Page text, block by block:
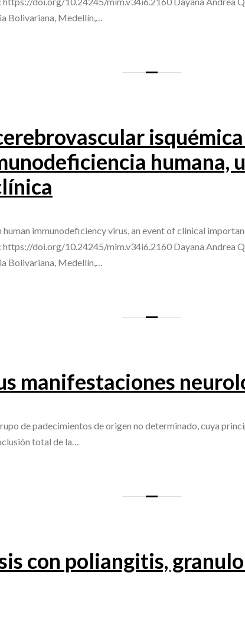
Bolivariana, Medellín,…
humana,
immunodeficiency virus, an event of clinical
doi.org/10.24245/mim.v34i6.2160 Dayana Andrea
Bolivariana, Medellín,…
manifestaciones
de padecimientos de origen no determinado, cuya
total de la…
con poliangitis,